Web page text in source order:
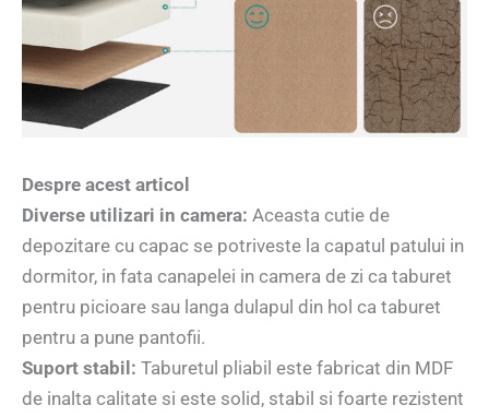
Despre acest articol
Diverse utilizari in camera: Aceasta cutie de
depozitare cu capac se potriveste la capatul patului in
dormitor, in fata canapelei in camera de zi ca taburet
pentru picioare sau langa dulapul din hol ca taburet
pentru a pune pantofii.
Suport stabil: Taburetul pliabil este fabricat din MDF
de inalta calitate si este solid, stabil si foarte rezistent